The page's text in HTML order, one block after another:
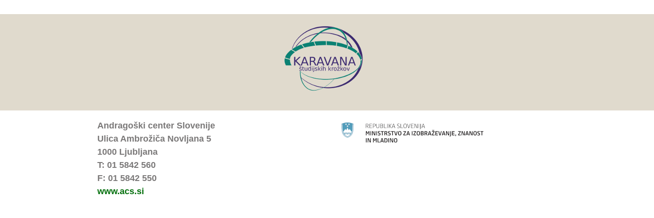
Andragoški center Slovenije
Ulica Ambrožiča Novljana 5
1000 Ljubljana
T: 01 5842 560
F: 01 5842 550
www.acs.si